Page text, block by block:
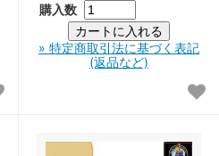
購入数
» 特定商取引法に基づく表記
(返品など)